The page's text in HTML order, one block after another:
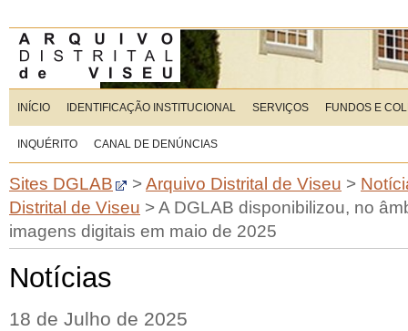
INÍCIO IDENTIFICAÇÃO INSTITUCIONAL SERVIÇOS FUNDOS E
INQUÉRITO CANAL DE DENÚNCIAS
Sites DGLAB >Arquivo Distrital de Viseu >
Distrital de Viseu >A DGLAB disponibilizou, no
imagens digitais em maio de 2025
Notícias
18 de Julho de 2025